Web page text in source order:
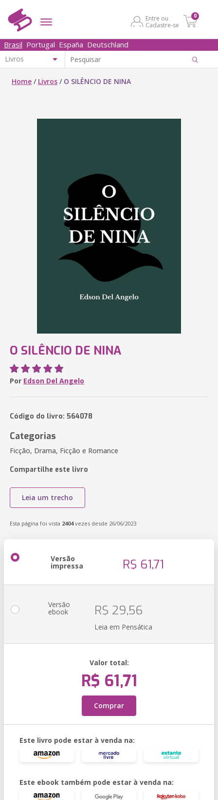
Entre ou
Cadastre-se
0
Brasil Portugal España Deutschland
Home / Livros / O SILÊNCIO DE NINA
O SILÊNCIO DE NINA
Por Edson Del Angelo
Código do livro: 564078
Categorias
Ficção, Drama, Ficção e Romance
Compartilhe este livro
Leia um trecho
Esta página foi vista 2404vezes desde 26/06/2023
Versão
impressa R$ 61,71
Versão
ebook R$ 29,56
Leia em Pensática
Valor total:
R$ 61,71
Comprar
Este livro pode estar à venda na:
Este ebook também pode estar à venda na: